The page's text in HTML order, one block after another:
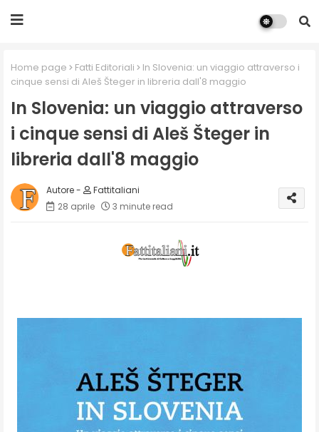
Home page Fatti Editoriali
In Slovenia: un viaggio attraverso i
cinque sensi di Aleš Šteger in libreria dall'8 maggio
In Slovenia: un viaggio attraverso
i cinque sensi di Aleš Šteger in
libreria dall'8 maggio
Fattitaliani
28 aprile
3 minute read